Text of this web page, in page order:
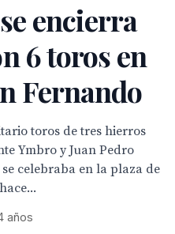
encierra
6 toros en
Fernando
toros de tres hierros
Ymbro y Juan Pedro
celebraba en la plaza de
años